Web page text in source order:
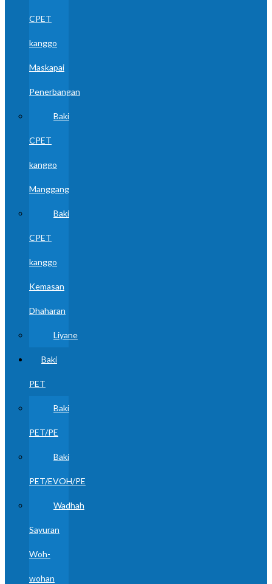
CPET
kanggo
Maskapai
Penerbangan
Baki
CPET
kanggo
Manggang
Baki
CPET
kanggo
Kemasan
Dhaharan
Liyane
Baki
PET
Baki
PET/PE
Baki
PET/EVOH/PE
Wadhah
Sayuran
Woh-
wohan